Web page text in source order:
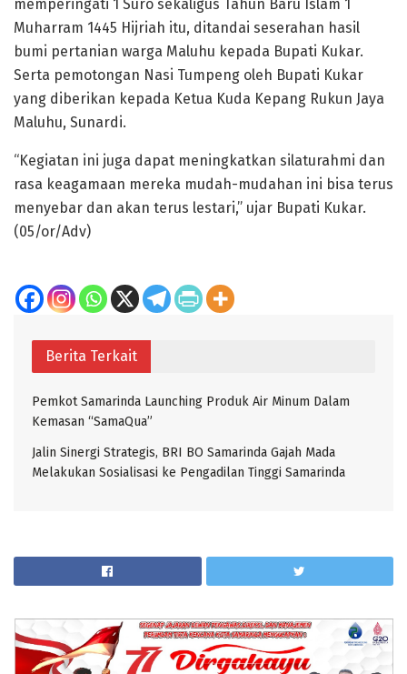
memperingati 1 Suro sekaligus Tahun Baru Islam 1
Muharram 1445 Hijriah itu, ditandai seserahan hasil
bumi pertanian warga Maluhu kepada Bupati Kukar.
Serta pemotongan Nasi Tumpeng oleh Bupati Kukar
yang diberikan kepada Ketua Kuda Kepang Rukun Jaya
Maluhu, Sunardi.
“Kegiatan ini juga dapat meningkatkan silaturahmi dan
rasa keagamaan mereka mudah-mudahan ini bisa terus
menyebar dan akan terus lestari,” ujar Bupati Kukar.
(05/or/Adv)
Berita Terkait
Pemkot Samarinda Launching Produk Air Minum Dalam
Kemasan “SamaQua”
Jalin Sinergi Strategis, BRI BO Samarinda Gajah Mada
Melakukan Sosialisasi ke Pengadilan Tinggi Samarinda